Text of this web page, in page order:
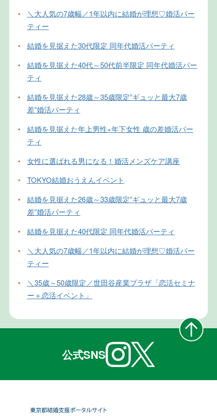
•
＼大人気の7歳幅／1年以内に結婚が理想♡婚活パー
ティー
•
結婚を見据えた30代限定 同年代婚活パーティ
•
結婚を見据えた40代～50代前半限定 同年代婚活パー
ティ
•
結婚を見据えた28歳～35歳限定”ギュッと最大7歳
差”婚活パーティ
•
結婚を見据えた年上男性×年下女性 歳の差婚活パー
ティ
•
女性に選ばれる男になる！婚活メンズケア講座
•
TOKYO結婚おうえんイベント
•
結婚を見据えた26歳～33歳限定”ギュッと最大7歳
差”婚活パーティ
•
結婚を見据えた40代限定 同年代婚活パーティ
•
＼大人気の7歳幅／1年以内に結婚が理想♡婚活パー
ティー
•
＼35歳～50歳限定／世田谷産業プラザ「恋活セミナ
ー＋恋活イベント」
公式SNS